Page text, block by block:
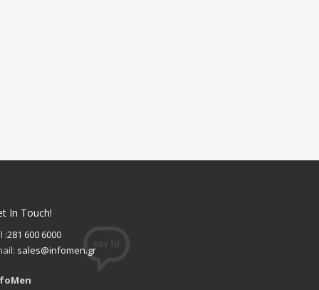
In Touch!
:281 600 6000
sales@infomen.gr